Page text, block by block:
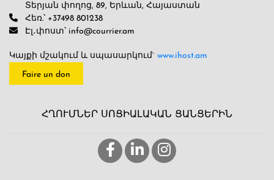
Տերյան փողոց, 89, Երևան, Հայաստան
Հեռ.՝ +37498 801238
Էլ․փոստ՝ info@courrier.am
Կայքի մշակում և սպասարկում` www.ihost.am
Faire un don
ՀՂՈՒՄՆԵՐ ՍՈՑԻԱԼԱԿԱՆ ՑԱՆՑԵՐԻՆ